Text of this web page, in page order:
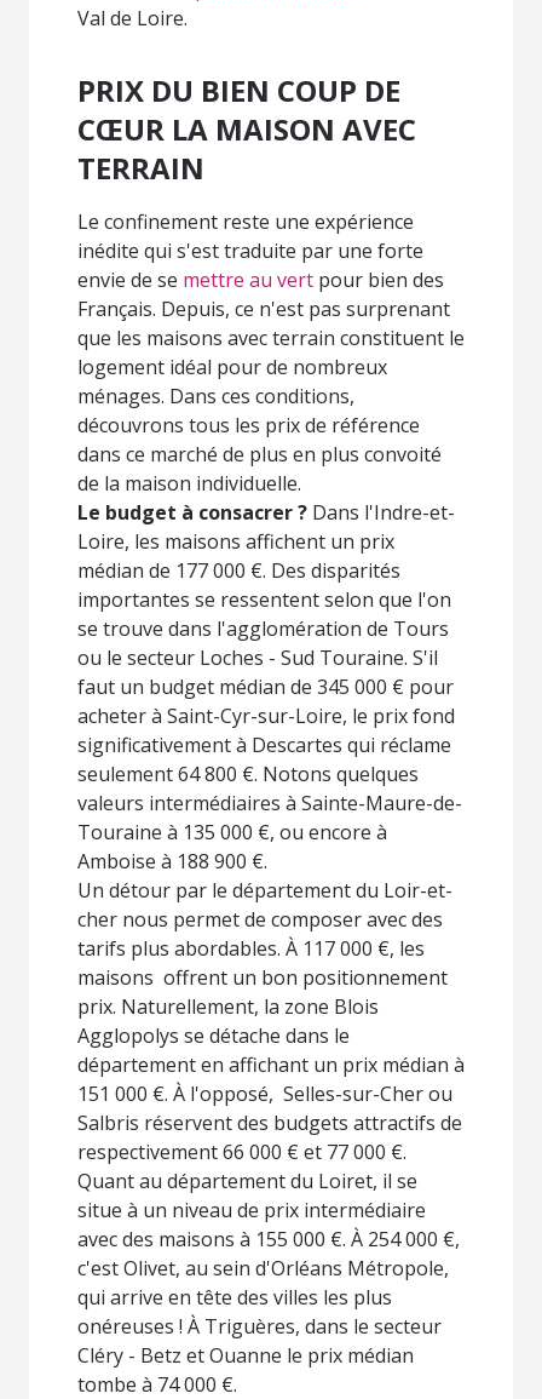
Val de Loire.
PRIX DU BIEN COUP DE
CŒUR LA MAISON AVEC
TERRAIN
Le confinement reste une expérience
inédite qui s'est traduite par une forte
envie de se mettre au vert pour bien des
Français. Depuis, ce n'est pas surprenant
que les maisons avec terrain constituent le
logement idéal pour de nombreux
ménages. Dans ces conditions,
découvrons tous les prix de référence
dans ce marché de plus en plus convoité
de la maison individuelle.
Le budget à consacrer ? Dans l'Indre-et-
Loire, les maisons affichent un prix
médian de 177 000 €. Des disparités
importantes se ressentent selon que l'on
se trouve dans l'agglomération de Tours
ou le secteur Loches - Sud Touraine. S'il
faut un budget médian de 345 000 € pour
acheter à Saint-Cyr-sur-Loire, le prix fond
significativement à Descartes qui réclame
seulement 64 800 €. Notons quelques
valeurs intermédiaires à Sainte-Maure-de-
Touraine à 135 000 €, ou encore à
Amboise à 188 900 €.
Un détour par le département du Loir-et-
cher nous permet de composer avec des
tarifs plus abordables. À 117 000 €, les
maisons offrent un bon positionnement
prix. Naturellement, la zone Blois
Agglopolys se détache dans le
département en affichant un prix médian à
151 000 €. À l'opposé, Selles-sur-Cher ou
Salbris réservent des budgets attractifs de
respectivement 66 000 € et 77 000 €.
Quant au département du Loiret, il se
situe à un niveau de prix intermédiaire
avec des maisons à 155 000 €. À 254 000 €,
c'est Olivet, au sein d'Orléans Métropole,
qui arrive en tête des villes les plus
onéreuses ! À Triguères, dans le secteur
Cléry - Betz et Ouanne le prix médian
tombe à 74 000 €.